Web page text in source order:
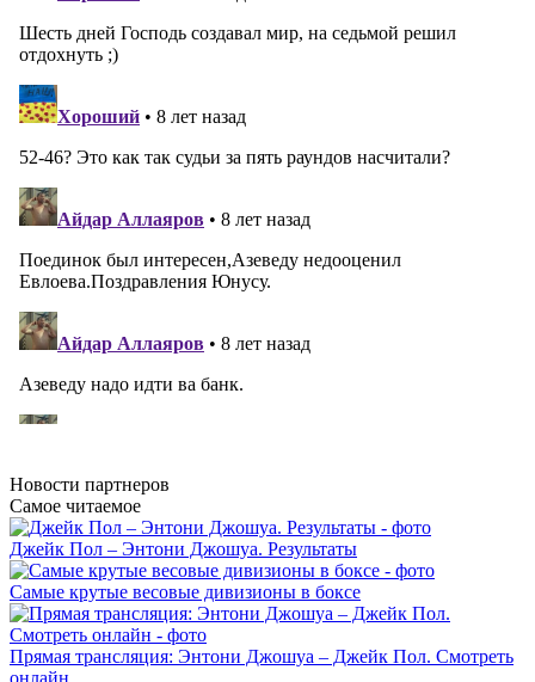
Новости партнеров
Самое читаемое
Джейк Пол – Энтони Джошуа. Результаты
Самые крутые весовые дивизионы в боксе
Прямая трансляция: Энтони Джошуа – Джейк Пол. Смотреть
онлайн